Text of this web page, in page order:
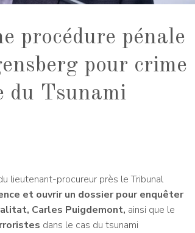
procédure pénale
pour crime
du Tsunami
lieutenant-procureur près le Tribunal
et ouvrir un dossier pour enquêter
Carles Puigdemont, ainsi que le
dans le cas du tsunami